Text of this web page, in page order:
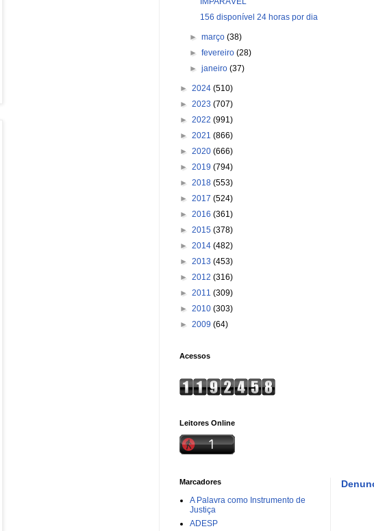
156 disponível 24 horas por dia
►março(38)
►fevereiro(28)
►janeiro(37)
► 2024 (510)
► 2023 (707)
► 2022 (991)
► 2021 (866)
► 2020 (666)
► 2019 (794)
► 2018 (553)
► 2017 (524)
► 2016 (361)
► 2015 (378)
► 2014 (482)
► 2013 (453)
► 2012 (316)
► 2011 (309)
► 2010 (303)
► 2009 (64)
Acessos
Leitores Online
Marcadores
A Palavra como Instrumento de
Justiça
ADESP